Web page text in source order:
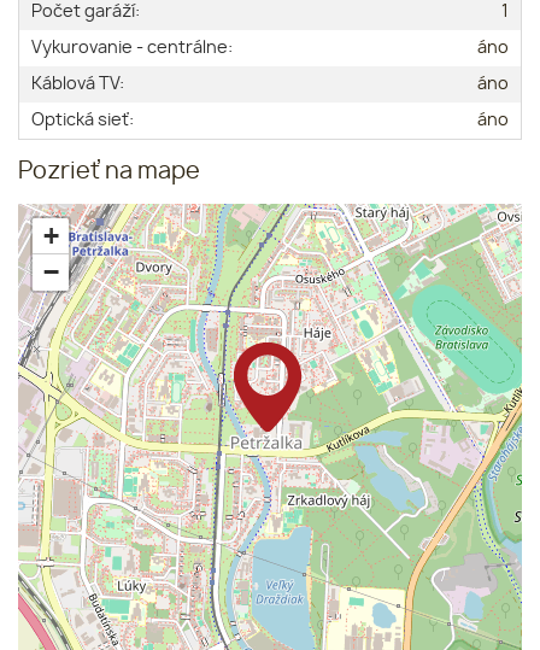
Počet garáží:
1
Vykurovanie - centrálne:
áno
Káblová TV:
áno
Optická sieť:
áno
Pozrieť na mape
+
−